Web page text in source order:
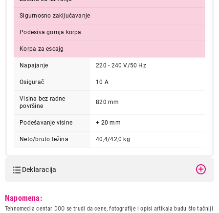
Sigurnosno zaključavanje
Podesiva gornja korpa
Korpa za escajg
Napajanje 220 - 240 V/50 Hz
Osigurač 10 A
Visina bez radne
površine
820 mm
Podešavanje visine + 20 mm
Neto/bruto težina 40,4/42,0 kg
Deklaracija
Naziv i vrsta robe:
MASINA ZA PRANJE SUDOVA
Napomena:
Tehnomedia centar DOO se trudi da cene, fotografije i opisi artikala budu što tačniji